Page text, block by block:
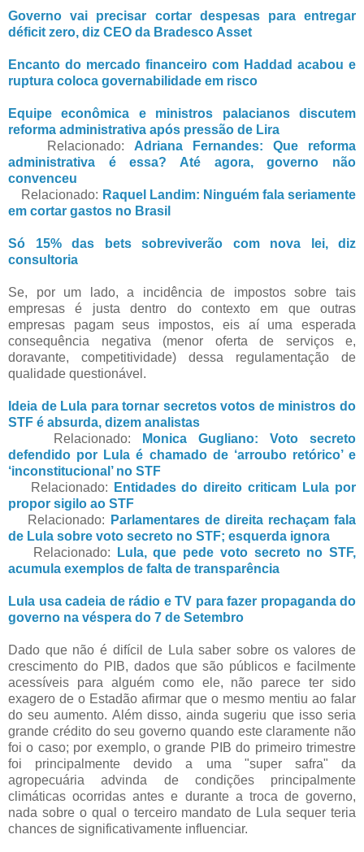
Governo vai precisar cortar despesas para entregar
déficit zero, diz CEO da Bradesco Asset
Encanto do mercado financeiro com Haddad acabou e
ruptura coloca governabilidade em risco
Equipe econômica e ministros palacianos discutem
reforma administrativa após pressão de Lira
Relacionado: Adriana Fernandes: Que reforma
administrativa é essa? Até agora, governo não
convenceu
Relacionado: Raquel Landim: Ninguém fala seriamente
em cortar gastos no Brasil
Só 15% das bets sobreviverão com nova lei, diz
consultoria
Se, por um lado, a incidência de impostos sobre tais
empresas é justa dentro do contexto em que outras
empresas pagam seus impostos, eis aí uma esperada
consequência negativa (menor oferta de serviços e,
doravante, competitividade) dessa regulamentação de
qualidade questionável.
Ideia de Lula para tornar secretos votos de ministros do
STF é absurda, dizem analistas
Relacionado:
Monica Gugliano: Voto secreto
defendido por Lula é chamado de ‘arroubo retórico’ e
‘inconstitucional’ no STF
Relacionado:
Entidades do direito criticam Lula por
propor sigilo ao STF
Relacionado:
Parlamentares de direita rechaçam fala
de Lula sobre voto secreto no STF; esquerda ignora
Relacionado:
Lula, que pede voto secreto no STF,
acumula exemplos de falta de transparência
Lula usa cadeia de rádio e TV para fazer propaganda do
governo na véspera do 7 de Setembro
Dado que não é difícil de Lula saber sobre os valores de
crescimento do PIB, dados que são públicos e facilmente
acessíveis para alguém como ele, não parece ter sido
exagero de o Estadão afirmar que o mesmo mentiu ao falar
do seu aumento. Além disso, ainda sugeriu que isso seria
grande crédito do seu governo quando este claramente não
foi o caso; por exemplo, o grande PIB do primeiro trimestre
foi principalmente devido a uma "super safra" da
agropecuária advinda de condições principalmente
climáticas ocorridas antes e durante a troca de governo,
nada sobre o qual o terceiro mandato de Lula sequer teria
chances de significativamente influenciar.